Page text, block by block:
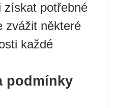
získat potřebné
zvážit některé
každé
podmínky